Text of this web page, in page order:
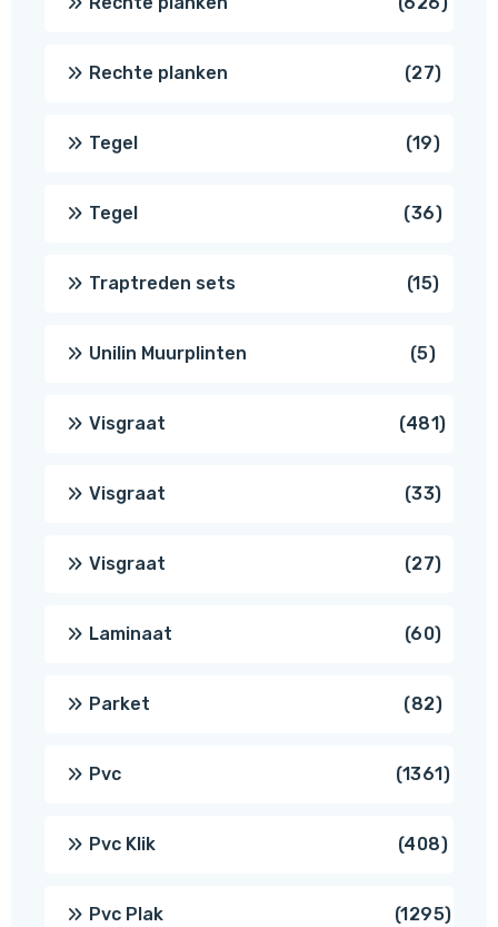
Rechte planken 2727
Tegel 1919
Tegel 3636
Traptreden sets 1515
Unilin Muurplinten 55
Visgraat 481481
Visgraat 3333
Visgraat 2727
Laminaat 6060
Parket 8282
Pvc 13611361
Pvc Klik 408408
Pvc Plak 12951295